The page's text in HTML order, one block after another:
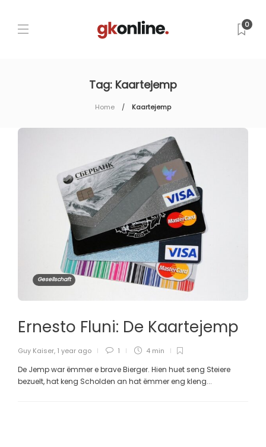
0
Tag: Kaartejemp
Home Kaartejemp
Gesellschaft
Ernesto Fluni: De Kaartejemp
Guy Kaiser, 1 year ago 1 4 min
De Jemp war ëmmer e brave Bierger. Hien huet seng Steiere
bezuelt, hat keng Scholden an hat ëmmer eng kleng...